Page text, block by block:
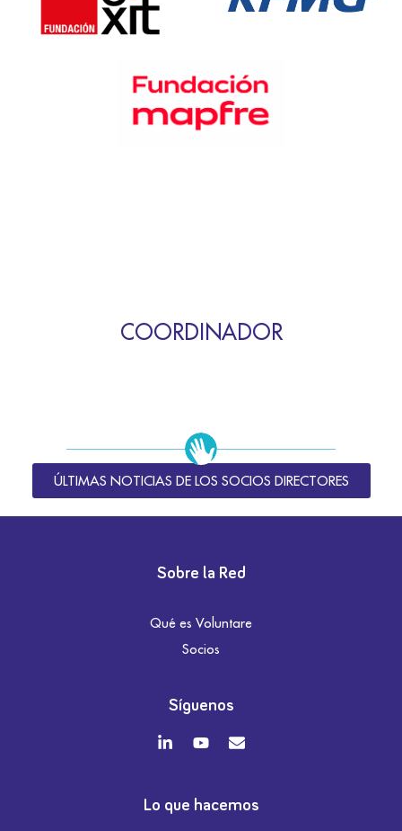
COORDINADOR
ÚLTIMAS NOTICIAS DE LOS SOCIOS DIRECTORES
Sobre la Red
Qué es Voluntare
Socios
Síguenos
Lo que hacemos